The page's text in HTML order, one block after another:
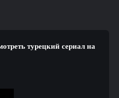
турецкий сериал на